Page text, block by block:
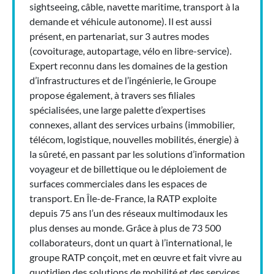
sightseeing, câble, navette maritime, transport à la
demande et véhicule autonome). Il est aussi
présent, en partenariat, sur 3 autres modes
(covoiturage, autopartage, vélo en libre-service).
Expert reconnu dans les domaines de la gestion
d’infrastructures et de l’ingénierie, le Groupe
propose également, à travers ses filiales
spécialisées, une large palette d’expertises
connexes, allant des services urbains (immobilier,
télécom, logistique, nouvelles mobilités, énergie) à
la sûreté, en passant par les solutions d’information
voyageur et de billettique ou le déploiement de
surfaces commerciales dans les espaces de
transport. En Île-de-France, la RATP exploite
depuis 75 ans l’un des réseaux multimodaux les
plus denses au monde. Grâce à plus de 73 500
collaborateurs, dont un quart à l’international, le
groupe RATP conçoit, met en œuvre et fait vivre au